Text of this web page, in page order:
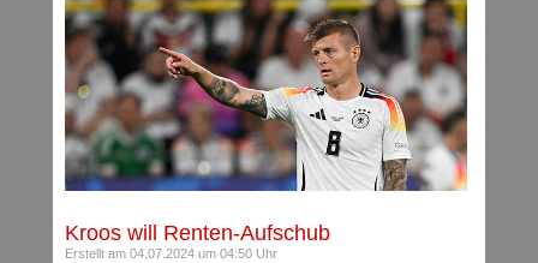
Kroos will Renten-Aufschub
Erstellt am 04.07.2024 um 04:50 Uhr